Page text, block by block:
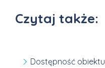
Czytaj także:
Dostępność obiektu